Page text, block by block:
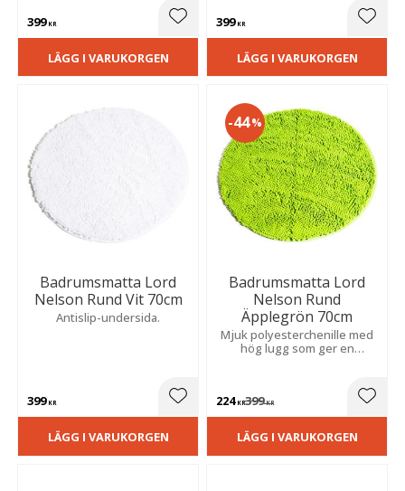
399KR Lägg till i favoriter
LÄGG I VARUKORGEN
399KR
LÄGG I VARUKORGEN
Badrumsmatta Lord
Nelson Rund Vit 70cm
Antislip-undersida.
399KR Lägg till i favoriter
LÄGG I VARUKORGEN
Badrumsmatta Lord
Nelson Rund
Äpplegrön 70cm
Mjuk polyesterchenille med
hög lugg som ger en
gör den stabil och säker.
224KR399KR
44%
LÄGG I VARUKORGEN